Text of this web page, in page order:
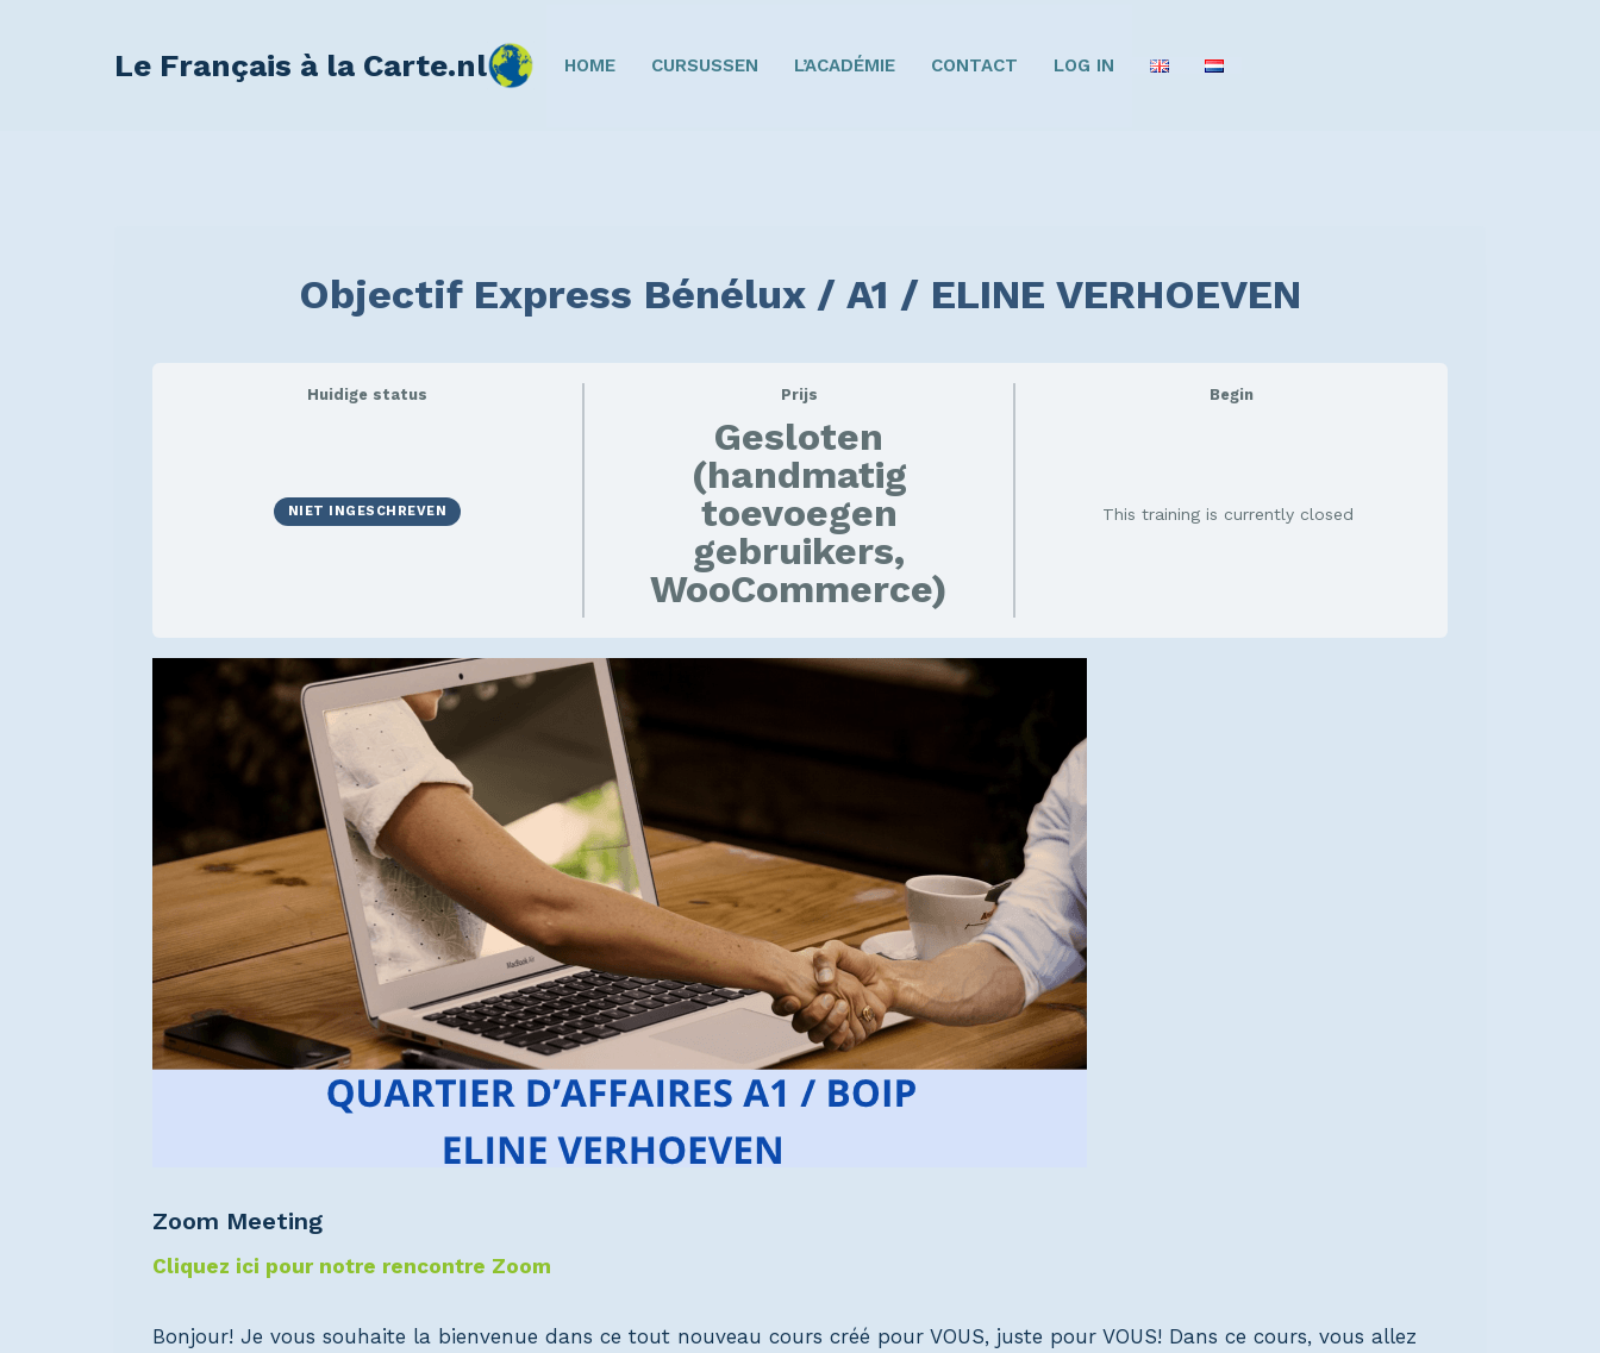
Le Français à la Carte.nl HOME CURSUSSEN L’ACADÉMIE CONTACT LOG IN
Objectif Express Bénélux / A1 / ELINE VERHOEVEN
Huidige status
NIET INGESCHREVEN
Prijs
Gesloten
(handmatig
toevoegen
gebruikers,
WooCommerce)
Begin
This training is currently closed
Zoom Meeting
Cliquez ici pour notre rencontre Zoom
Bonjour! Je vous souhaite la bienvenue dans ce tout nouveau cours créé pour VOUS, juste pour VOUS! Dans ce cours, vous allez